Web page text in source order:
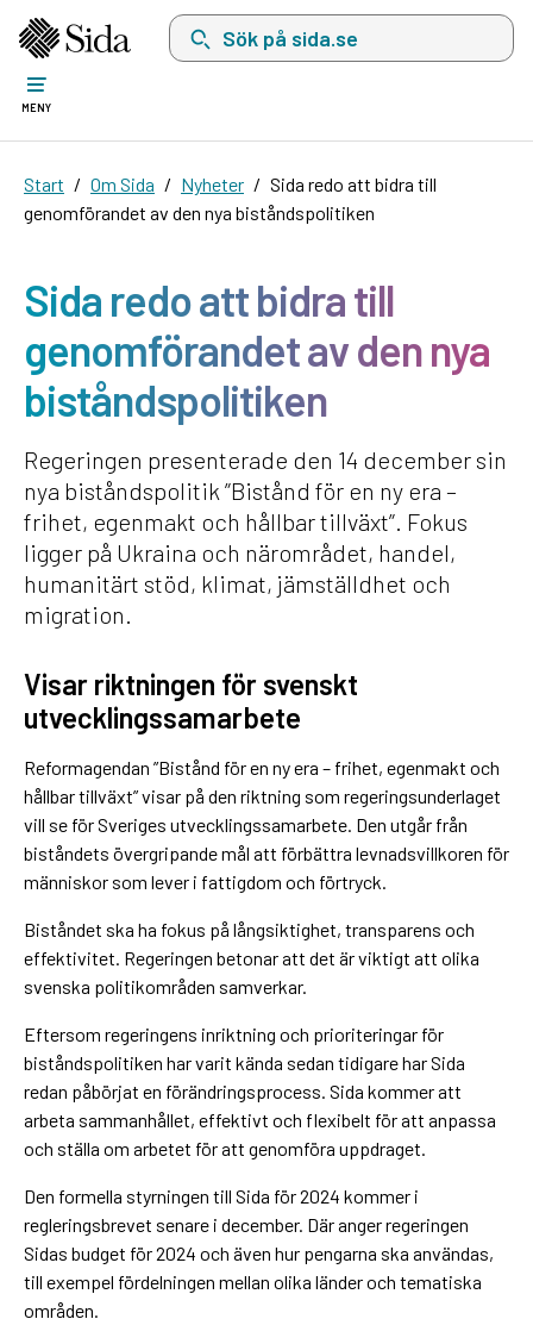
Sök på sida.se, sökförslag kommer att visas
MENY
Start Om Sida Nyheter
Sida redo att bidra till
genomförandet av den nya biståndspolitiken
Sida redo att bidra till
genomförandet av den nya
biståndspolitiken
Regeringen presenterade den 14 december sin
nya biståndspolitik ”Bistånd för en ny era –
frihet, egenmakt och hållbar tillväxt”. Fokus
ligger på Ukraina och närområdet, handel,
humanitärt stöd, klimat, jämställdhet och
migration.
Visar riktningen för svenskt
utvecklingssamarbete
Reformagendan ”Bistånd för en ny era – frihet, egenmakt och
hållbar tillväxt” visar på den riktning som regeringsunderlaget
vill se för Sveriges utvecklingssamarbete. Den utgår från
biståndets övergripande mål att förbättra levnadsvillkoren för
människor som lever i fattigdom och förtryck.
Biståndet ska ha fokus på långsiktighet, transparens och
effektivitet. Regeringen betonar att det är viktigt att olika
svenska politikområden samverkar.
Eftersom regeringens inriktning och prioriteringar för
biståndspolitiken har varit kända sedan tidigare har Sida
redan påbörjat en förändringsprocess. Sida kommer att
arbeta sammanhållet, effektivt och flexibelt för att anpassa
och ställa om arbetet för att genomföra uppdraget.
Den formella styrningen till Sida för 2024 kommer i
regleringsbrevet senare i december. Där anger regeringen
Sidas budget för 2024 och även hur pengarna ska användas,
till exempel fördelningen mellan olika länder och tematiska
områden.